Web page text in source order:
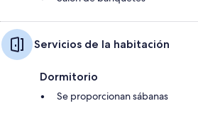
Servicios de la habitación
Dormitorio
Se proporcionan sábanas